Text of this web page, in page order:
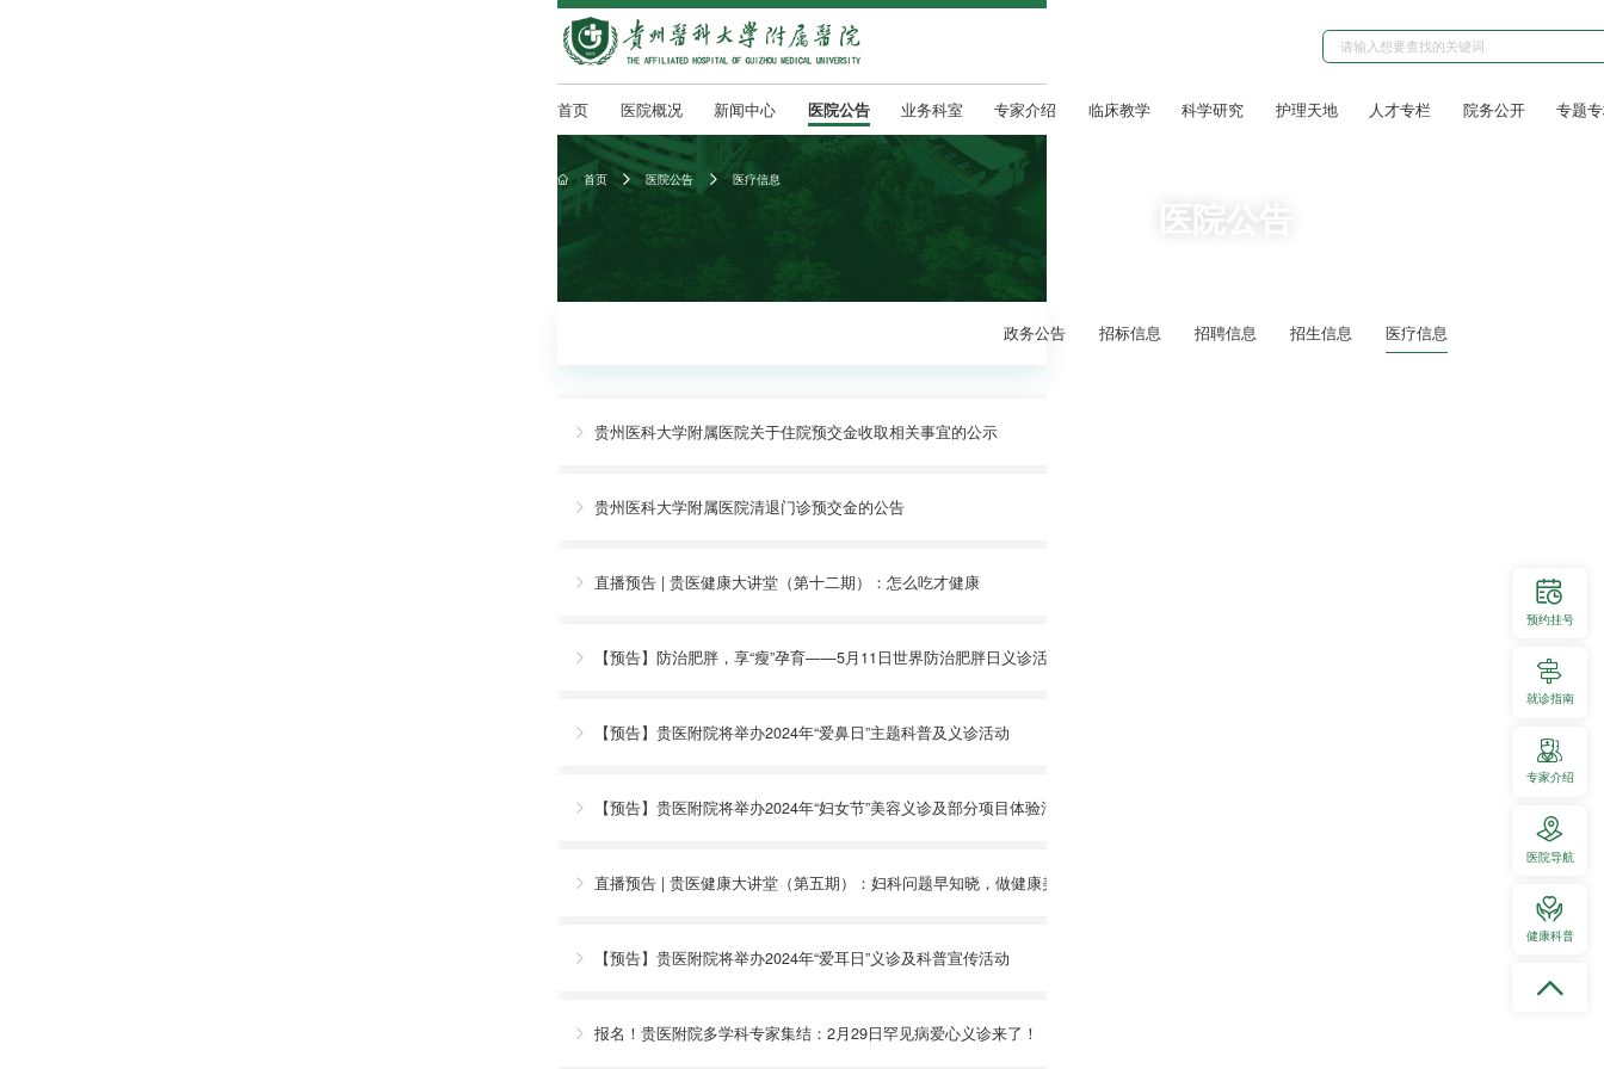
首页 医院概况 新闻中心 医院公告 业务科室 专家介绍 临床教学 科学研究 护理天地 人才专栏 院务公开 专题
 首页  医院公告  医疗信息
医院公告
政务公告 招标信息 招聘信息 招生信息 医疗信息
 贵州医科大学附属医院关于住院预交金收取相关事宜的公示
 贵州医科大学附属医院清退门诊预交金的公告
 直播预告 | 贵医健康大讲堂（第十二期）：怎么吃才健康
 【预告】防治肥胖，享“瘦”孕育——5月11日世界防治肥胖日义诊活动即将开启
 【预告】贵医附院将举办2024年“爱鼻日”主题科普及义诊活动
 【预告】贵医附院将举办2024年“妇女节”美容义诊及部分项目体验活动
 直播预告 | 贵医健康大讲堂（第五期）：妇科问题早知晓，做健康美丽的女神！
 【预告】贵医附院将举办2024年“爱耳日”义诊及科普宣传活动
 报名！贵医附院多学科专家集结：2月29日罕见病爱心义诊来了！
预约挂号
就诊指南
专家介绍
医院导航
健康科普